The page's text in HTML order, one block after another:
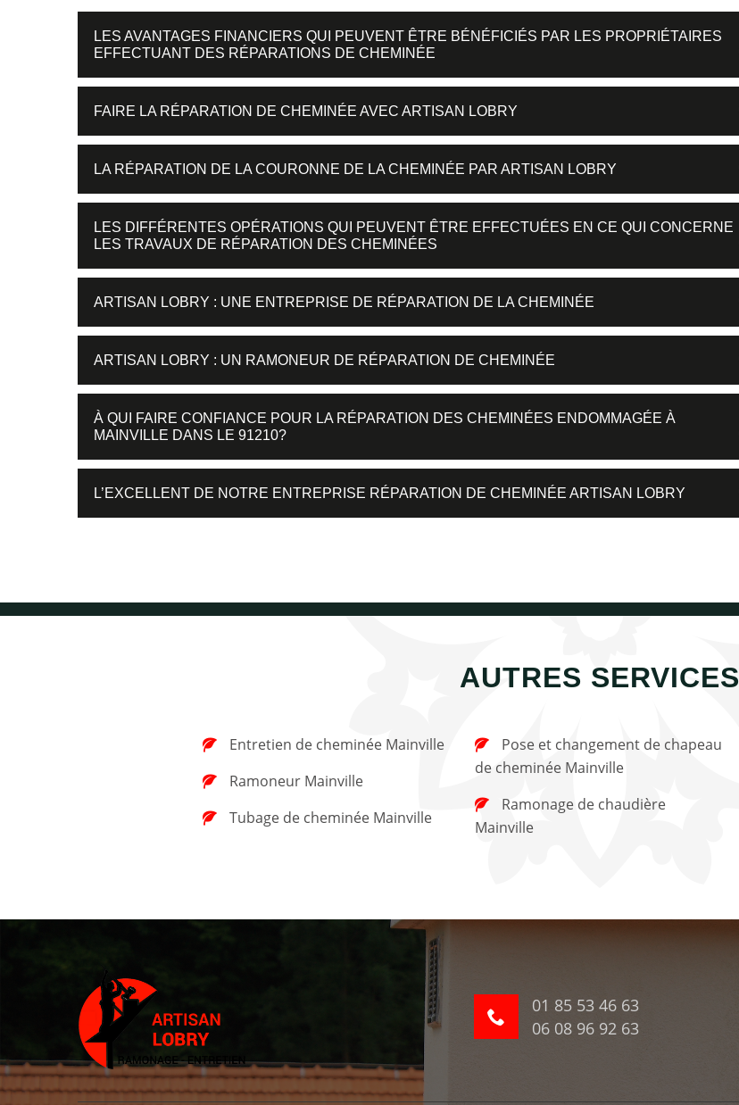
LES AVANTAGES FINANCIERS QUI PEUVENT ÊTRE BÉNÉFICIÉS PAR LES PROPRIÉTAIRES
EFFECTUANT DES RÉPARATIONS DE CHEMINÉE
FAIRE LA RÉPARATION DE CHEMINÉE AVEC ARTISAN LOBRY
LA RÉPARATION DE LA COURONNE DE LA CHEMINÉE PAR ARTISAN LOBRY
LES DIFFÉRENTES OPÉRATIONS QUI PEUVENT ÊTRE EFFECTUÉES EN CE QUI CONCERNE
LES TRAVAUX DE RÉPARATION DES CHEMINÉES
ARTISAN LOBRY : UNE ENTREPRISE DE RÉPARATION DE LA CHEMINÉE
ARTISAN LOBRY : UN RAMONEUR DE RÉPARATION DE CHEMINÉE
À QUI FAIRE CONFIANCE POUR LA RÉPARATION DES CHEMINÉES ENDOMMAGÉE À
MAINVILLE DANS LE 91210?
L’EXCELLENT DE NOTRE ENTREPRISE RÉPARATION DE CHEMINÉE ARTISAN LOBRY
AUTRES SERVICES
Entretien de cheminée Mainville
Ramoneur Mainville
Tubage de cheminée Mainville
de cheminée Mainville
Mainville
01 85 53 46 63
06 08 96 92 63